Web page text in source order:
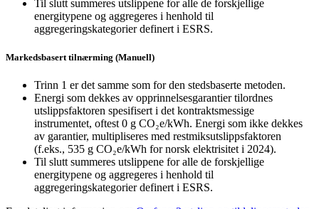
Til slutt summeres utslippene for alle de forskjellige
energitypene og aggregeres i henhold til
aggregeringskategorier definert i ESRS.
Markedsbasert tilnærming (Manuell)
Trinn 1 er det samme som for den stedsbaserte metoden.
Energi som dekkes av opprinnelsesgarantier tilordnes
utslippsfaktoren spesifisert i det kontraktsmessige
instrumentet, oftest 0 g CO₂e/kWh. Energi som ikke dekkes
av garantier, multipliseres med restmiksutslippsfaktoren
(f.eks., 535 g CO₂e/kWh for norsk elektrisitet i 2024).
Til slutt summeres utslippene for alle de forskjellige
energitypene og aggregeres i henhold til
aggregeringskategorier definert i ESRS.